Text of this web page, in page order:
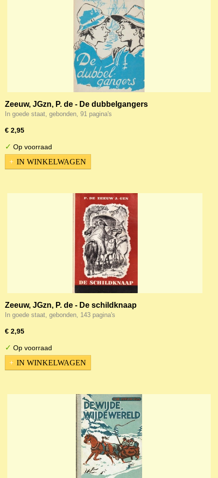
Zeeuw, JGzn, P. de - De dubbelgangers
In goede staat, gebonden, 91 pagina's
€ 2,95
✓ Op voorraad
IN WINKELWAGEN
Zeeuw, JGzn, P. de - De schildknaap
In goede staat, gebonden, 143 pagina's
€ 2,95
✓ Op voorraad
IN WINKELWAGEN